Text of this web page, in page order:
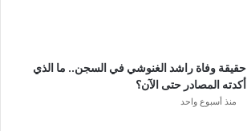
حقيقة وفاة راشد الغنوشي في السجن.. ما الذي
أكدته المصادر حتى الآن؟
منذ أسبوع واحد